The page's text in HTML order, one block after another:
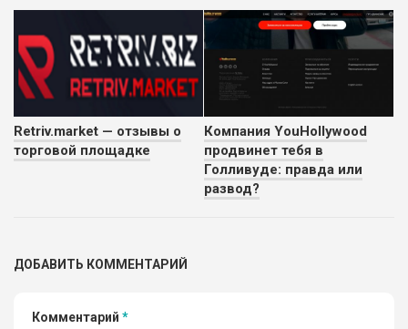
Retriv.market — отзывы о
торговой площадке
Компания YouHollywood
продвинет тебя в
Голливуде: правда или
развод?
ДОБАВИТЬ КОММЕНТАРИЙ
Комментарий *